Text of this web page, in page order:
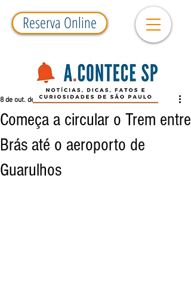
Reserva Online
Começa a circular o Trem entre
Brás até o aeroporto de
Guarulhos
8 de out. de 2018 1 min de leitura